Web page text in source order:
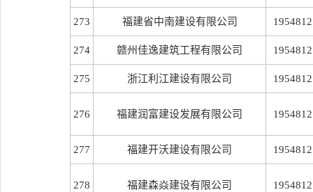
273 福建省中南建设有限公司 1954812
274 赣州佳逸建筑工程有限公司 1954812
275 浙江利江建设有限公司 1954812
276 福建润富建设发展有限公司 1954812
277 福建开沃建设有限公司 1954812
278 福建森焱建设有限公司 1954812